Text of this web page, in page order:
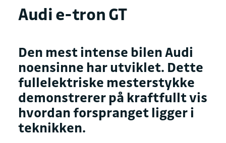
Audi e-tron GT
Den mest intense bilen Audi
noensinne har utviklet. Dette
fullelektriske mesterstykke
demonstrerer på kraftfullt vis
hvordan forspranget ligger i
teknikken.